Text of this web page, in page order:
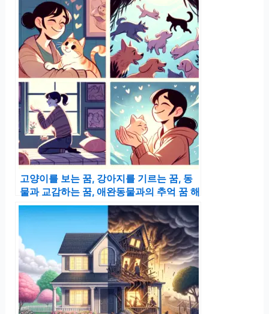
고양이를 보는 꿈, 강아지를 기르는 꿈, 동
물과 교감하는 꿈, 애완동물과의 추억 꿈 해
몽